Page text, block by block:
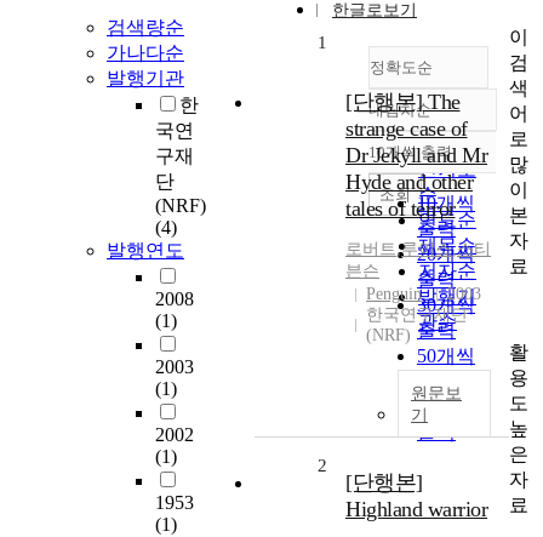
검색량순
가나다순
발행기관
한
국연
구재
단
(NRF)
(4)
발행연도
2008
(1)
2003
(1)
2002
(1)
1953
(1)
한글로보기
정확도순
정확도
순
인기도
순
연도순
제목순
저자순
발행기
관순
내림차순
내림차순
10개씩 출력
10개씩
출력
20개씩
출력
30개씩
출력
50개씩
출력
100개씩
출력
조회
1
[단행본] The
strange case of
Dr Jekyll and Mr
Hyde and other
tales of terror
로버트,루이스,스티
븐슨
Penguin
2003
한국연구재단
(NRF)
원문보
기
2
[단행본]
Highland warrior
이
검
색
어
로
많
이
본
자
료
활
용
도
높
은
자
료